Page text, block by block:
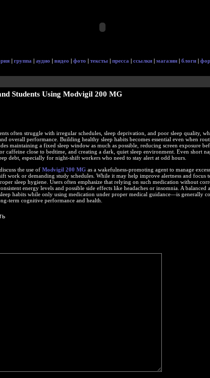
| группа | аудио | видео | фото | тексты | пресса | ссылки | магазин | блоги |
Students Using Modvigil 200 MG
often struggle with irregular schedules, sleep deprivation, and poor sleep quality,
overall performance. Building healthy sleep habits becomes essential even when
maintaining a fixed sleep window as much as possible, reducing screen exposure
caffeine close to bedtime, and creating a dark, quiet sleep environment. Even short
debt, especially for night-shift workers who need to stay alert at odd hours.
the use of Modvigil 200 MG as a wakefulness-promoting agent to manage
work or demanding study schedules. While it may help improve alertness and focus
sleep hygiene. Users often emphasize that relying on such medication without
energy levels and possible side effects like headaches or insomnia. A
habits while only using medication under proper medical guidance—is generally
term cognitive performance and health.